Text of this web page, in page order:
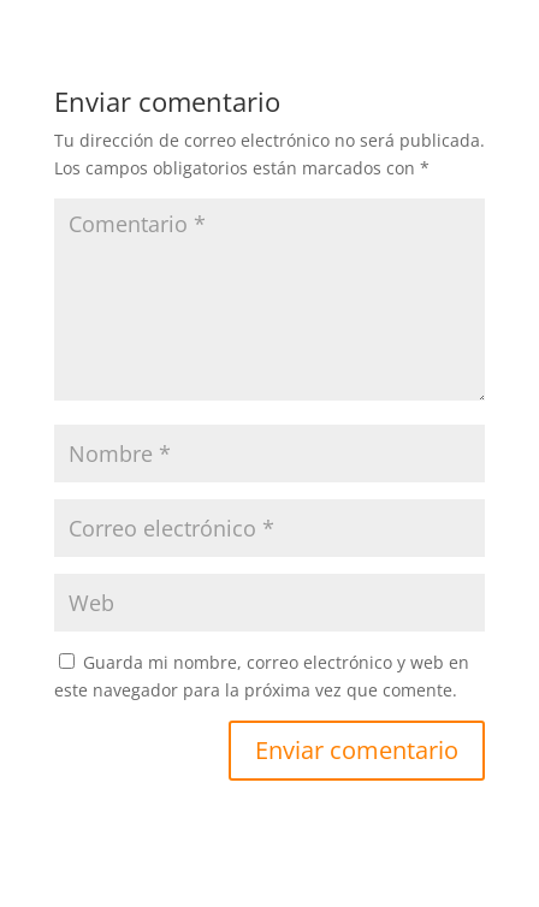
Enviar comentario
Tu dirección de correo electrónico no será publicada.
Los campos obligatorios están marcados con *
Guarda mi nombre, correo electrónico y web en
este navegador para la próxima vez que comente.